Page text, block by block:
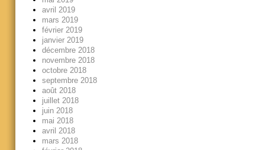
avril 2019
mars 2019
février 2019
janvier 2019
décembre 2018
novembre 2018
octobre 2018
septembre 2018
août 2018
juillet 2018
juin 2018
mai 2018
avril 2018
mars 2018